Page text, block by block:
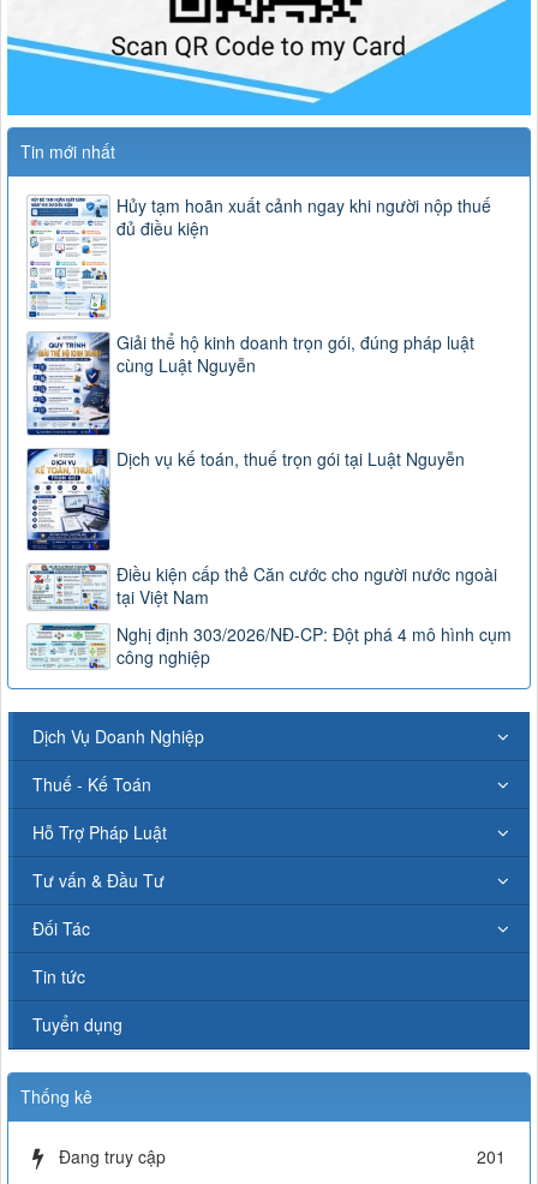
Tin mới nhất
Hủy tạm hoãn xuất cảnh ngay khi người nộp thuế
đủ điều kiện
Giải thể hộ kinh doanh trọn gói, đúng pháp luật
cùng Luật Nguyễn
Dịch vụ kế toán, thuế trọn gói tại Luật Nguyễn
Điều kiện cấp thẻ Căn cước cho người nước ngoài
tại Việt Nam
Nghị định 303/2026/NĐ-CP: Đột phá 4 mô hình cụm
công nghiệp
Dịch Vụ Doanh Nghiệp
Thuế - Kế Toán
Hỗ Trợ Pháp Luật
Tư vấn & Đầu Tư
Đối Tác
Tin tức
Tuyển dụng
Thống kê
Đang truy cập
201